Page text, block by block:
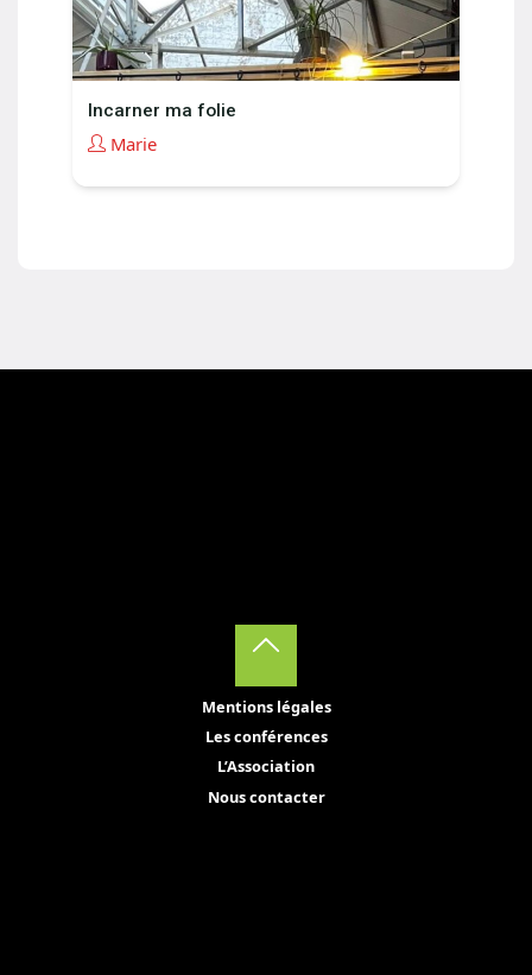
Incarner ma folie
Marie
Mentions légales
Les conférences
L’Association
Nous contacter
Back
to
Top